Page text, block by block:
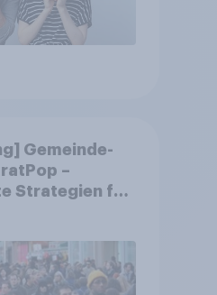
Gemeinde-
–
Strategien für